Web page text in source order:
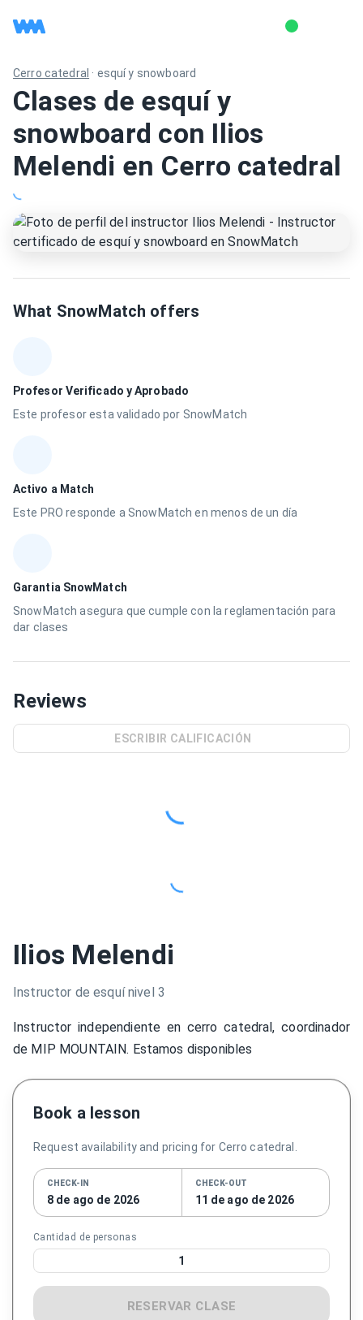
Cerro catedral · esquí y snowboard
Clases de esquí y
snowboard con Ilios
Melendi en Cerro catedral
What SnowMatch offers
Profesor Verificado y Aprobado
Este profesor esta validado por SnowMatch
Activo a Match
Este PRO responde a SnowMatch en menos de un día
Garantia SnowMatch
SnowMatch asegura que cumple con la reglamentación para
dar clases
Reviews
ESCRIBIR CALIFICACIÓN
Ilios Melendi
Instructor de esquí nivel 3
Instructor independiente en cerro catedral, coordinador
de MIP MOUNTAIN. Estamos disponibles
Book a lesson
Request availability and pricing for Cerro catedral.
CHECK-IN
8 de ago de 2026
CHECK-OUT
11 de ago de 2026
Cantidad de personas
1
RESERVAR CLASE